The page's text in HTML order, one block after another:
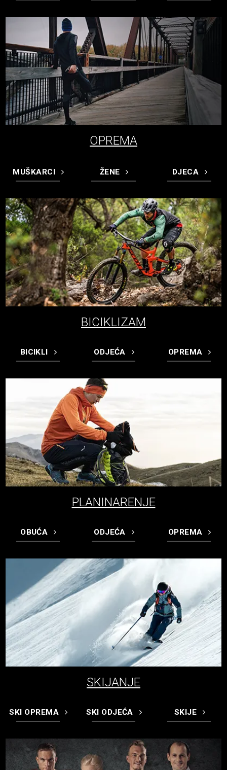
OPREMA
MUŠKARCI ŽENE DJECA
BICIKLIZAM
BICIKLI ODJEĆA OPREMA
PLANINARENJE
OBUĆA ODJEĆA OPREMA
SKIJANJE
SKI OPREMA SKI ODJEĆA SKIJE